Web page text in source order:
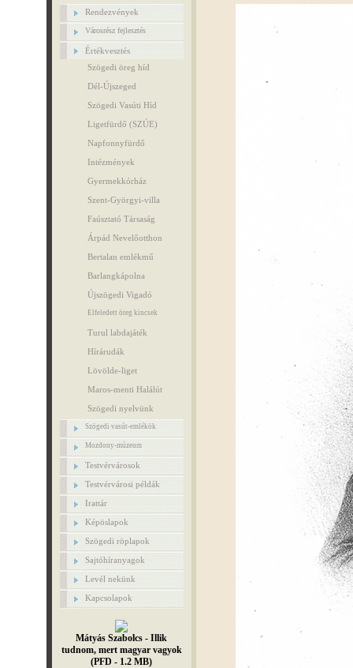
Rendezvények
Városrész fejlesztés
Értékvesztés
Szögedi öreg híd
Dél-Újszeged
Szögedi Vasúti Híd
Ligetfürdő (SZÚE)
Napfonnyfürdő
Intézmények
Gyermekkórház
Szent-Györgyi-villa
Faúsztató Társaság
Árpád Nevelőotthon
Bertalan emlékmű
Barlangkápolna
Újszögedi Vigadó
Elfeledett öreg kincsek
Turul labdajáték
Hírárudák
Lövölde-liget
Maros-menti Halálút
Szögedi nyelvünk
Szögedi vasút-emlékök
Mozdony-múzeum
Testvérvárosok
Testvérvárosi példák
Irattár
Képöslapok
Szögedi röplapok
Sajtóhíranyagok
Levél nekünk
Kapcsolapok
Mátyás Szabolcs - Illik
tudnom, mert magyar vagyok
(PFD - 1.2 MB)